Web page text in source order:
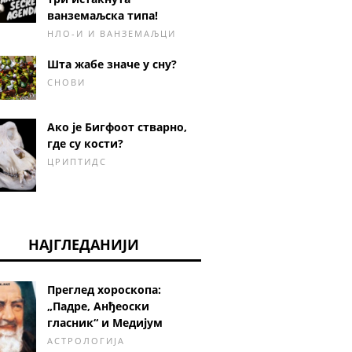
ванземаљска типа!
НЛО-И И ВАНЗЕМАЉЦИ
Шта жабе значе у сну?
СНОВИ
Ако је Бигфоот стварно,
где су кости?
ЦРИПТИДС
НАЈГЛЕДАНИЈИ
Преглед хороскопа:
„Падре, Анђеоски
гласник“ и Медијум
АСТРОЛОГИЈА